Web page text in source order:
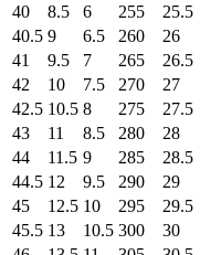
40
8.5 6 255
25.5
40.5 9 6.5 260
26
41
9.5 7 265
26.5
42
10 7.5 270
27
42.5 10.5 8 275
27.5
43
11 8.5 280
28
44
11.5 9 285
28.5
44.5 12 9.5 290
29
45
12.5 10 295
29.5
45.5 13 10.5 300
30